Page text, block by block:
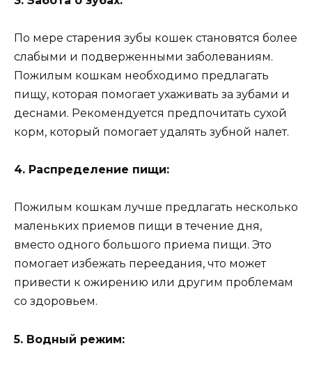
По мере старения зубы кошек становятся более
слабыми и подверженными заболеваниям.
Пожилым кошкам необходимо предлагать
пищу, которая помогает ухаживать за зубами и
деснами. Рекомендуется предпочитать сухой
корм, который помогает удалять зубной налет.
4. Распределение пищи:
Пожилым кошкам лучше предлагать несколько
маленьких приемов пищи в течение дня,
вместо одного большого приема пищи. Это
помогает избежать переедания, что может
привести к ожирению или другим проблемам
со здоровьем.
5. Водный режим: